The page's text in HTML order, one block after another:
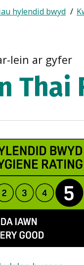
hylendid bwyd
lein ar gyfer
Thai